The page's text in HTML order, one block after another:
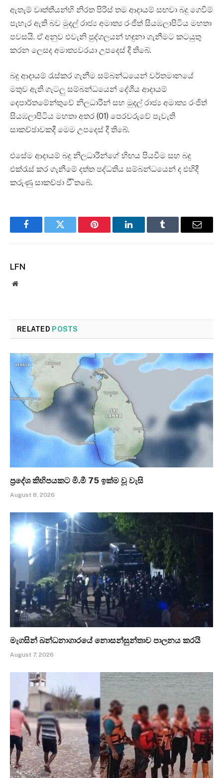
ඇතැම් වෘත්තීයන්හි නිරත පිරිස් තම ආදායම් සඟවා බදු ගෙවීම්
පැහැර ඇති බව මුදල් රාජ්‍ය අමාත්‍ය රංජිත් සියඹලාපිටිය මහතා
පවසයි. ඒ අනුව එවැනි පුද්ගලයන් හඳුනා ගැනීමට කටයුතු
කරන ලෙසද අමාත්‍යවරයා උපදෙස් දී තිබේ.
බදු ආදායම් රැස්කර ගැනීම සම්බන්ධයෙන් වර්තමානයේ
මතුව ඇති ගැටලු සම්බන්ධයෙන් දේශීය ආදායම්
දෙපාර්තමේන්තුවේ නිලධාරීන් සහ මුදල් රාජ්‍ය අමාත්‍ය රංජිත්
සියඹලාපිටිය මහතා අතර (01) පෙරවරුවේ පැවැති
සාකච්ඡාවකදී මෙම උපදෙස් දී තිබේ.
එසේම ආදායම් බදු නිලධාරීන්ගේ හිඟය පියවීම සහ බදු
එක්රැස් කර ගැනීමේ දත්ත පද්ධතිය සම්බන්ධයෙන් ද එහිදී
කරුණු සාකච්ඡා වී ිතබේ.
FacebookTwitter Pinterest LinkedInTumblr Email
LFN
Website
RELATED POSTS
ප්‍රදේශ කිහිපයකට මි.මී 75 ඉක්ම වූ වැසි
August 8, 2026
මැගසින් බන්ධනාගාරයේ නොසන්සුන්තාව පාලනය කරයි
August 7, 2026